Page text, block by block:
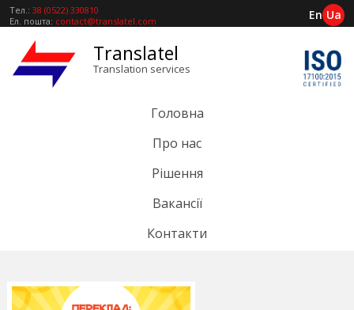
Тел.: 38 (0522) 330810
Ел. пошта: contact@translatel.com En Ua
Translatel
Translation services
Головна
Про нас
Рішення
Вакансії
Контакти